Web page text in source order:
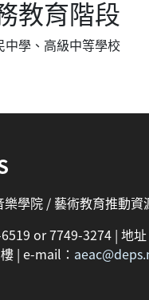
教育階段
中學、高級中等學校
學院 / 藝術教育推動資
or 7749-3274 | 地
| e-mail：